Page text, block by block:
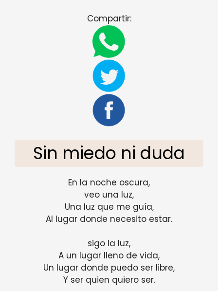
Compartir:
Sin miedo ni duda
En la noche oscura,
veo una luz,
Una luz que me guía,
Al lugar donde necesito estar.
sigo la luz,
A un lugar lleno de vida,
Un lugar donde puedo ser libre,
Y ser quien quiero ser.